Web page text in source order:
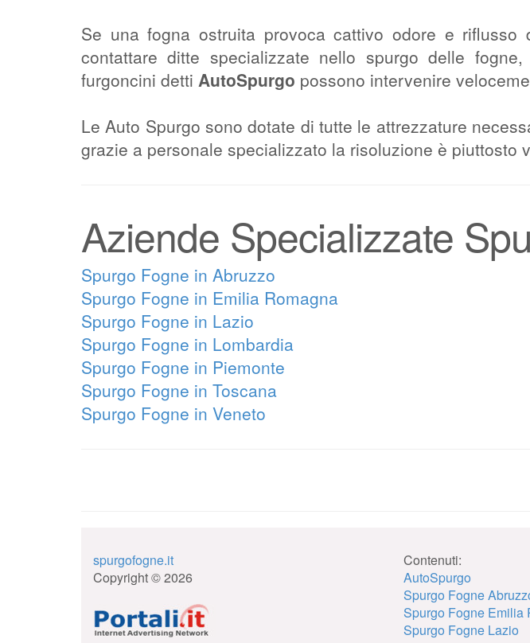
Se una fogna ostruita provoca cattivo odore e riflusso
contattare ditte specializzate nello spurgo delle
furgoncini detti AutoSpurgo possono intervenire
Le Auto Spurgo sono dotate di tutte le attrezzature
grazie a personale specializzato la risoluzione è piuttosto
Aziende Specializzate
Spurgo Fogne in Abruzzo
Spurgo Fogne in Emilia Romagna
Spurgo Fogne in Lazio
Spurgo Fogne in Lombardia
Spurgo Fogne in Piemonte
Spurgo Fogne in Toscana
Spurgo Fogne in Veneto
spurgofogne.it
Copyright © 2026
Contenuti:
AutoSpurgo
Spurgo Fogne
Spurgo Fogne Emilia
Spurgo Fogne Lazio